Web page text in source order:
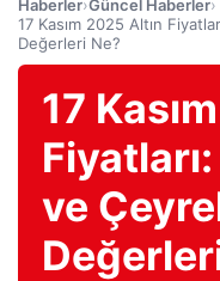
Haberler›Güncel Haberler›
17 Kasım 2025 Altın
Değerleri Ne?
17
ve